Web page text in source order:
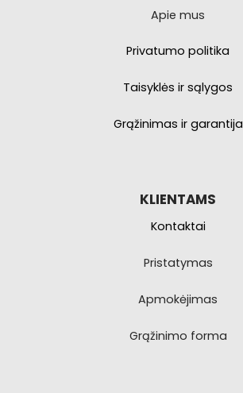
Apie mus
Privatumo politika
Taisyklės ir sąlygos
Grąžinimas ir garantija
KLIENTAMS
Kontaktai
Pristatymas
Apmokėjimas
Grąžinimo forma